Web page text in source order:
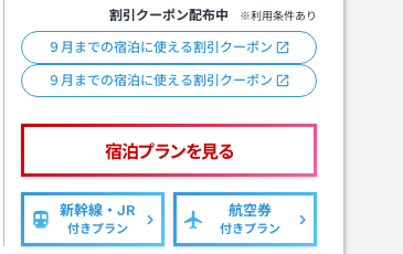
割引クーポン配布中 ※利用条件あり
９月までの宿泊に使える割引クーポン
９月までの宿泊に使える割引クーポン
宿泊プランを見る
新幹線・JR
付きプラン
航空券
付きプラン